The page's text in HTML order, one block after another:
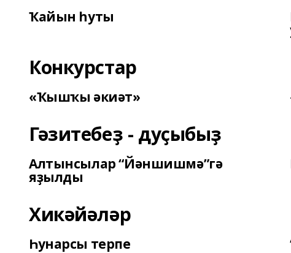
Ҡайын һуты
Конкурстар
«Ҡышҡы әкиәт»
Гәзитебеҙ - дуҫыбыҙ
Алтынсылар “Йәншишмә”гә
яҙылды
Хикәйәләр
Һунарсы терпе